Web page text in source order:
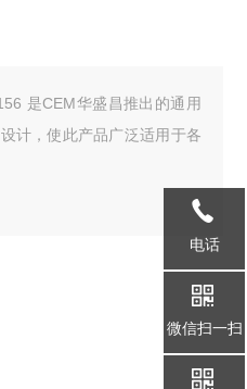
通用
计，使此产品广泛适用于各
电话
微信扫一扫